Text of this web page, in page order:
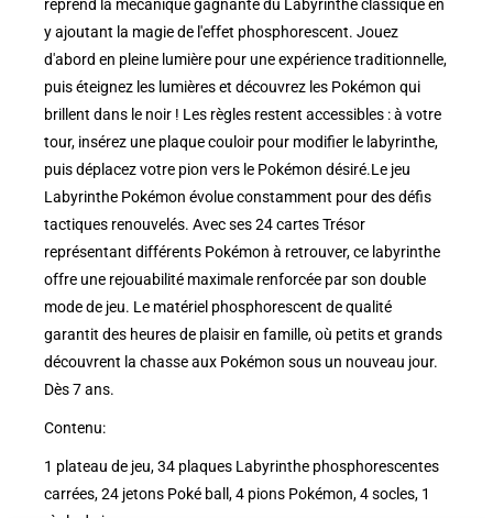
reprend la mécanique gagnante du Labyrinthe classique en
y ajoutant la magie de l'effet phosphorescent. Jouez
d'abord en pleine lumière pour une expérience traditionnelle,
puis éteignez les lumières et découvrez les Pokémon qui
brillent dans le noir ! Les règles restent accessibles : à votre
tour, insérez une plaque couloir pour modifier le labyrinthe,
puis déplacez votre pion vers le Pokémon désiré.Le jeu
Labyrinthe Pokémon évolue constamment pour des défis
tactiques renouvelés. Avec ses 24 cartes Trésor
représentant différents Pokémon à retrouver, ce labyrinthe
offre une rejouabilité maximale renforcée par son double
mode de jeu. Le matériel phosphorescent de qualité
garantit des heures de plaisir en famille, où petits et grands
découvrent la chasse aux Pokémon sous un nouveau jour.
Dès 7 ans.
Contenu:
1 plateau de jeu, 34 plaques Labyrinthe phosphorescentes
carrées, 24 jetons Poké ball, 4 pions Pokémon, 4 socles, 1